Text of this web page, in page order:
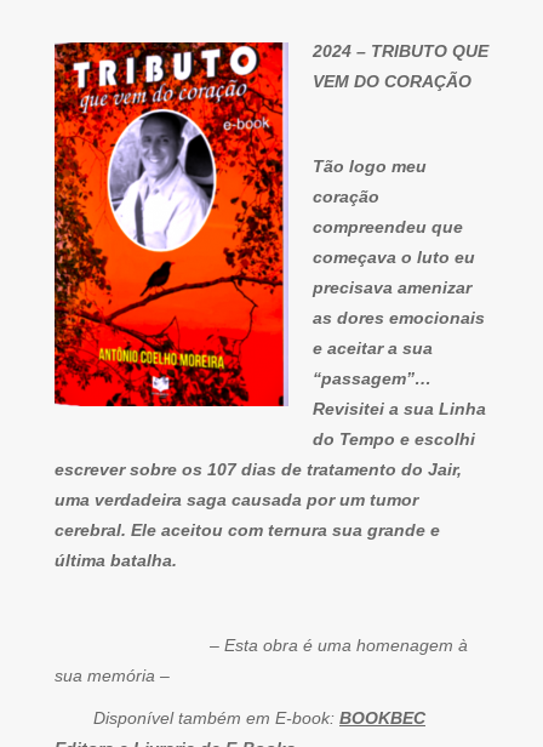
2024 – TRIBUTO QUE
VEM DO CORAÇÃO
Tão logo meu
coração
compreendeu que
começava o luto eu
precisava amenizar
as dores emocionais
e aceitar a sua
“passagem”…
Revisitei a sua Linha
do Tempo e escolhi
escrever sobre os 107 dias de tratamento do Jair,
uma verdadeira saga causada por um tumor
cerebral. Ele aceitou com ternura sua grande e
última batalha.
– Esta obra é uma homenagem à
sua memória –
Disponível também em E-book: BOOKBEC